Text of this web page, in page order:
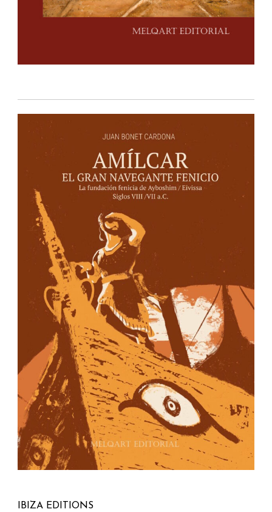
IBIZA EDITIONS